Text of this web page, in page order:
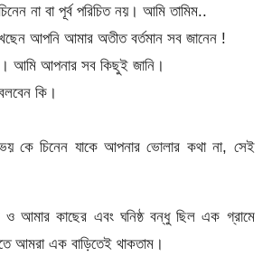
না বা পূর্ব পরিচিত নয়। আমি তামিম..
আপনি আমার অতীত বর্তমান সব জানেন !
আমি আপনার সব কিছুই জানি।
কি।
চিনেন যাকে আপনার ভোলার কথা না, সেই
আমার কাছের এবং ঘনিষ্ঠ বন্ধু ছিল এক গ্রামে
আমরা এক বাড়িতেই থাকতাম।